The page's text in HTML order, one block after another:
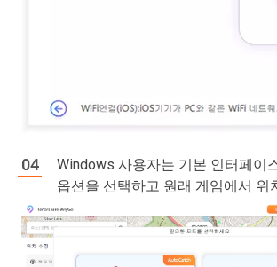
Windows 사용자는 기본 인터페이
옵션을 선택하고 원래 게임에서 위